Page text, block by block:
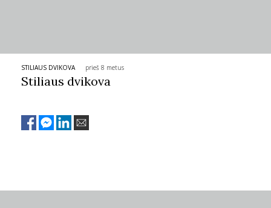
STILIAUS DVIKOVA prieš 8 metus
Stiliaus dvikova